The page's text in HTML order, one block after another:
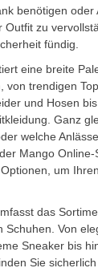
benötigen oder
Outfit zu
fündig.
eine breite
von trendigen
und Hosen
Ganz
welche
Mango
um
das
Schuhen. Von
Sneaker bis
Sie